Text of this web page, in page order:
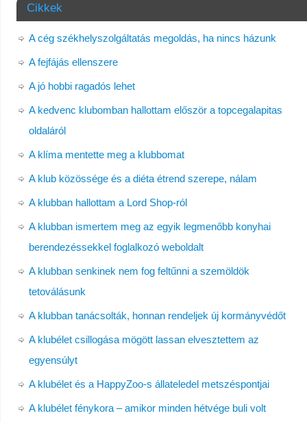
Cikkek
A cég székhelyszolgáltatás megoldás, ha nincs házunk
A fejfájás ellenszere
A jó hobbi ragadós lehet
A kedvenc klubomban hallottam először a topcegalapitas
oldaláról
A klíma mentette meg a klubbomat
A klub közössége és a diéta étrend szerepe, nálam
A klubban hallottam a Lord Shop-ról
A klubban ismertem meg az egyik legmenőbb konyhai
berendezéssekkel foglalkozó weboldalt
A klubban senkinek nem fog feltűnni a szemöldök
tetoválásunk
A klubban tanácsolták, honnan rendeljek új kormányvédőt
A klubélet csillogása mögött lassan elvesztettem az
egyensúlyt
A klubélet és a HappyZoo-s állateledel metszéspontjai
A klubélet fénykora – amikor minden hétvége buli volt